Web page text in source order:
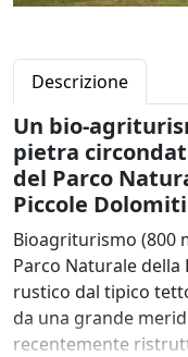
Descrizione
Un bio-
pietra
del Parco
Piccole Dolomiti
Bioagriturismo (800
Parco Naturale
rustico dal tipico
da una grande
recentemente